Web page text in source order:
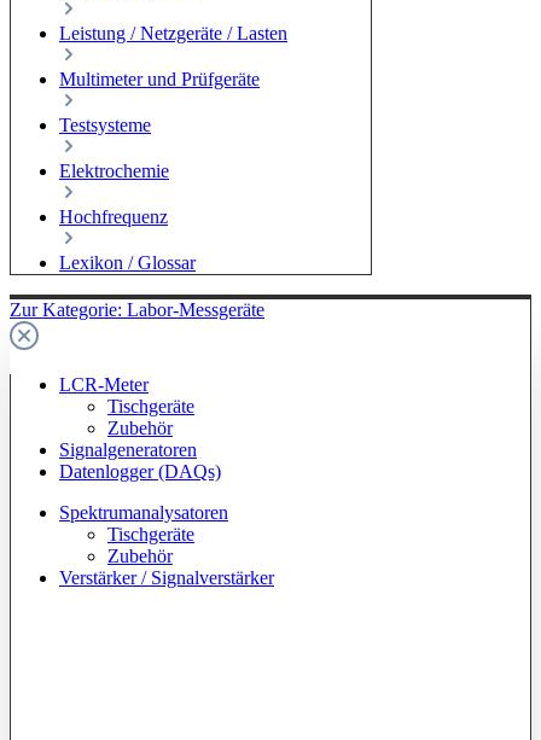
Leistung / Netzgeräte / Lasten
Multimeter und Prüfgeräte
Testsysteme
Elektrochemie
Hochfrequenz
Lexikon / Glossar
Zur Kategorie: Labor-Messgeräte
LCR-Meter
Tischgeräte
Zubehör
Signalgeneratoren
Datenlogger (DAQs)
Spektrumanalysatoren
Tischgeräte
Zubehör
Verstärker / Signalverstärker